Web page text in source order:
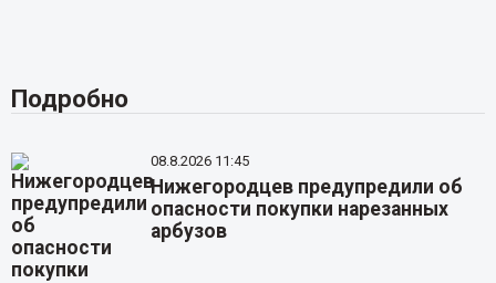
Подробно
08.8.2026 11:45
Нижегородцев предупредили об
опасности покупки нарезанных
арбузов